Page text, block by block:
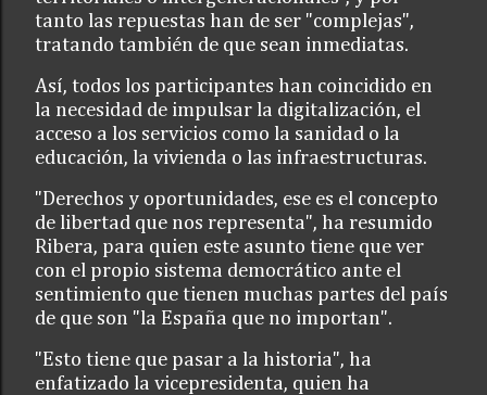
tanto las repuestas han de ser "complejas",
tratando también de que sean inmediatas.
Así, todos los participantes han coincidido en
la necesidad de impulsar la digitalización, el
acceso a los servicios como la sanidad o la
educación, la vivienda o las infraestructuras.
"Derechos y oportunidades, ese es el concepto
de libertad que nos representa", ha resumido
Ribera, para quien este asunto tiene que ver
con el propio sistema democrático ante el
sentimiento que tienen muchas partes del país
de que son "la España que no importan".
"Esto tiene que pasar a la historia", ha
enfatizado la vicepresidenta, quien ha